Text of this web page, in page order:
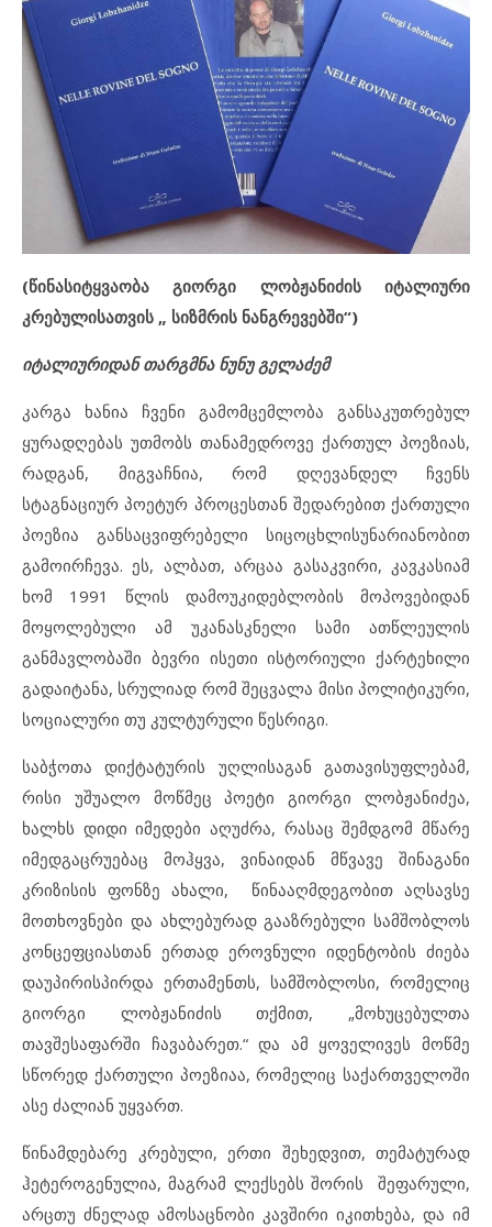
(წინასიტყვაობა გიორგი ლობჟანიძის იტალიური
კრებულისათვის „ სიზმრის ნანგრევებში“)
იტალიურიდან თარგმნა ნუნუ გელაძემ
კარგა ხანია ჩვენი გამომცემლობა განსაკუთრებულ
ყურადღებას უთმობს თანამედროვე ქართულ პოეზიას,
რადგან, მიგვაჩნია, რომ დღევანდელ ჩვენს
სტაგნაციურ პოეტურ პროცესთან შედარებით ქართული
პოეზია განსაცვიფრებელი სიცოცხლისუნარიანობით
გამოირჩევა. ეს, ალბათ, არცაა გასაკვირი, კავკასიამ
ხომ 1991 წლის დამოუკიდებლობის მოპოვებიდან
მოყოლებული ამ უკანასკნელი სამი ათწლეულის
განმავლობაში ბევრი ისეთი ისტორიული ქარტეხილი
გადაიტანა, სრულიად რომ შეცვალა მისი პოლიტიკური,
სოციალური თუ კულტურული წესრიგი.
საბჭოთა დიქტატურის უღლისაგან გათავისუფლებამ,
რისი უშუალო მოწმეც პოეტი გიორგი ლობჟანიძეა,
ხალხს დიდი იმედები აღუძრა, რასაც შემდგომ მწარე
იმედგაცრუებაც მოჰყვა, ვინაიდან მწვავე შინაგანი
კრიზისის ფონზე ახალი, წინააღმდეგობით აღსავსე
მოთხოვნები და ახლებურად გააზრებული სამშობლოს
კონცეფციასთან ერთად ეროვნული იდენტობის ძიება
დაუპირისპირდა ერთამენთს, სამშობლოსი, რომელიც
გიორგი ლობჟანიძის თქმით, „მოხუცებულთა
თავშესაფარში ჩავაბარეთ.“ და ამ ყოველივეს მოწმე
სწორედ ქართული პოეზიაა, რომელიც საქართველოში
ასე ძალიან უყვართ.
წინამდებარე კრებული, ერთი შეხედვით, თემატურად
ჰეტეროგენულია, მაგრამ ლექსებს შორის შეფარული,
არცთუ ძნელად ამოსაცნობი კავშირი იკითხება, და იმ